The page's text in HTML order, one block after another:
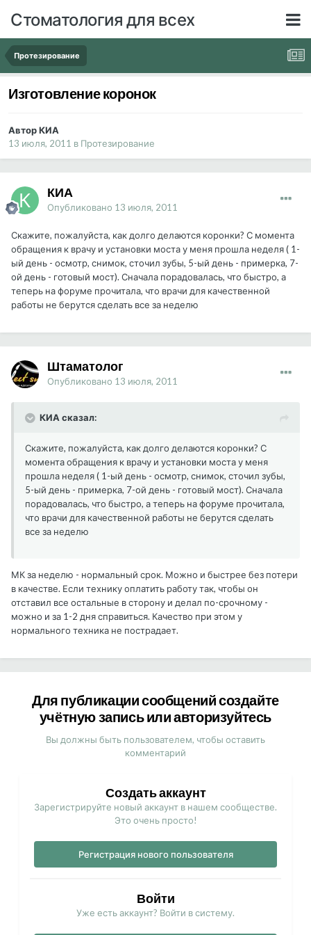
Стоматология для всех
Протезирование
Изготовление коронок
Автор КИА
13 июля, 2011 в Протезирование
КИА
Опубликовано 13 июля, 2011
Скажите, пожалуйста, как долго делаются коронки? С момента
обращения к врачу и установки моста у меня прошла неделя ( 1-
ый день - осмотр, снимок, сточил зубы, 5-ый день - примерка, 7-
ой день - готовый мост). Сначала порадовалась, что быстро, а
теперь на форуме прочитала, что врачи для качественной
работы не берутся сделать все за неделю
Штаматолог
Опубликовано 13 июля, 2011
КИА сказал:
Скажите, пожалуйста, как долго делаются коронки? С
момента обращения к врачу и установки моста у меня
прошла неделя ( 1-ый день - осмотр, снимок, сточил зубы,
5-ый день - примерка, 7-ой день - готовый мост). Сначала
порадовалась, что быстро, а теперь на форуме прочитала,
что врачи для качественной работы не берутся сделать
все за неделю
МК за неделю - нормальный срок. Можно и быстрее без потери
в качестве. Если технику оплатить работу так, чтобы он
отставил все остальные в сторону и делал по-срочному -
можно и за 1-2 дня справиться. Качество при этом у
нормального техника не пострадает.
Для публикации сообщений создайте
учётную запись или авторизуйтесь
Вы должны быть пользователем, чтобы оставить
комментарий
Создать аккаунт
Зарегистрируйте новый аккаунт в нашем сообществе.
Это очень просто!
Регистрация нового пользователя
Войти
Уже есть аккаунт? Войти в систему.